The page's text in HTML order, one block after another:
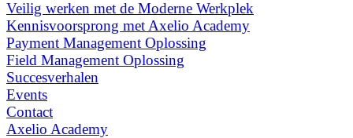
Veilig werken met de Moderne Werkplek
Kennisvoorsprong met Axelio Academy
Payment Management Oplossing
Field Management Oplossing
Succesverhalen
Events
Contact
Axelio Academy